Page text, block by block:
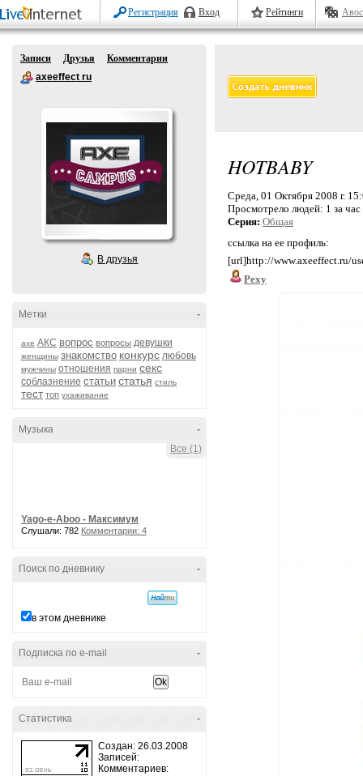
Регистрация Вход Рейтинги
Записи Друзья
Комментарии
axeeffect ru
В друзья
-
Метки
axe АКС вопрос вопросы девушки
женщины знакомство конкурс любовь
мужчины отношения парни секс
соблазнение статьи статья стиль
тест топ ухаживание
-
Музыка
Все (1)
Yago-e-Aboo - Максимум
Слушали: 782 Комментарии: 4
-
Поиск по дневнику
в этом дневнике
-
Подписка по e-mail
-
Статистика
Создан: 26.03.2008
Записей:
Комментариев:
HOTBABY
Среда, 01 Октября 2008 г.
Просмотрело людей: 1 за
Серия: Общая
ссылка на ее профиль:
[url]http://www.axeeffect.ru/
Pexy